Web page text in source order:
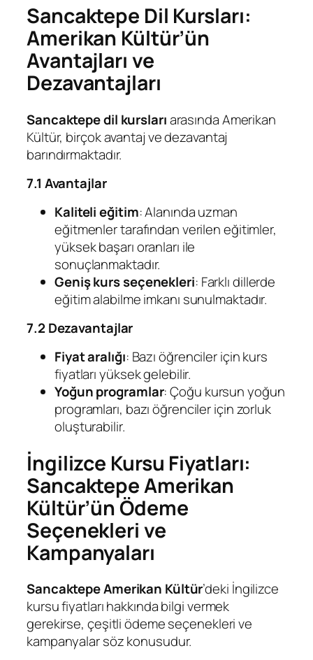
Sancaktepe Dil Kursları:
Amerikan Kültür’ün
Avantajları ve
Dezavantajları
Sancaktepe dil kurslarıarasında Amerikan
Kültür, birçok avantaj ve dezavantaj
barındırmaktadır.
7.1 Avantajlar
Kaliteli eğitim: Alanında uzman
eğitmenler tarafından verilen eğitimler,
yüksek başarı oranları ile
sonuçlanmaktadır.
Geniş kurs seçenekleri: Farklı dillerde
eğitim alabilme imkanı sunulmaktadır.
7.2 Dezavantajlar
Fiyat aralığı: Bazı öğrenciler için kurs
fiyatları yüksek gelebilir.
Yoğun programlar: Çoğu kursun yoğun
programları, bazı öğrenciler için zorluk
oluşturabilir.
İngilizce Kursu Fiyatları:
Sancaktepe Amerikan
Kültür’ün Ödeme
Seçenekleri ve
Kampanyaları
Sancaktepe Amerikan Kültür’deki İngilizce
kursu fiyatları hakkında bilgi vermek
gerekirse, çeşitli ödeme seçenekleri ve
kampanyalar söz konusudur.